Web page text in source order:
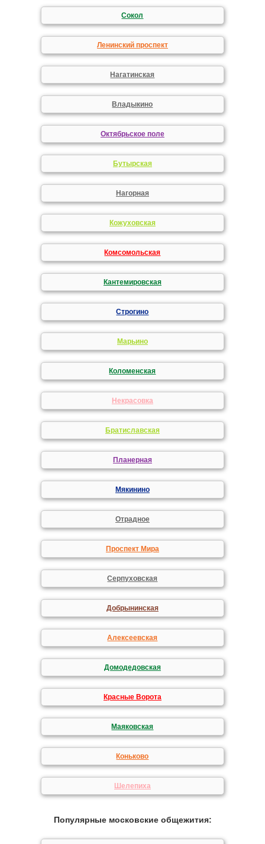
Сокол
Ленинский проспект
Нагатинская
Владыкино
Октябрьское поле
Бутырская
Нагорная
Кожуховская
Комсомольская
Кантемировская
Строгино
Марьино
Коломенская
Некрасовка
Братиславская
Планерная
Мякинино
Отрадное
Проспект Мира
Серпуховская
Добрынинская
Алексеевская
Домодедовская
Красные Ворота
Маяковская
Коньково
Шелепиха
Популярные московские общежития: